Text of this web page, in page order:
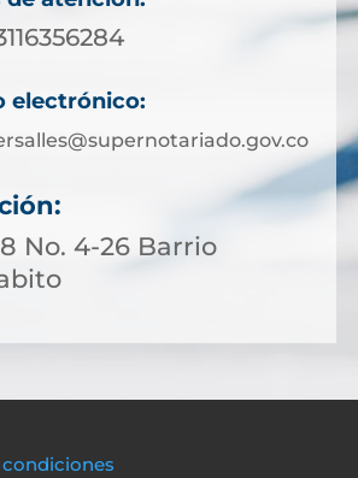
electrónico:
No. 4-26 Barrio
condiciones